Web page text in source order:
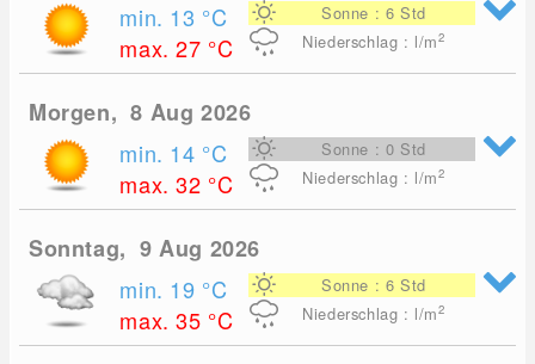
min. 13 °C
max. 27 °C
Sonne : 6 Std
Niederschlag : l/m2
Morgen, 8 Aug 2026
min. 14 °C
max. 32 °C
Sonne : 0 Std
Niederschlag : l/m2
Sonntag, 9 Aug 2026
min. 19 °C
max. 35 °C
Sonne : 6 Std
Niederschlag : l/m2